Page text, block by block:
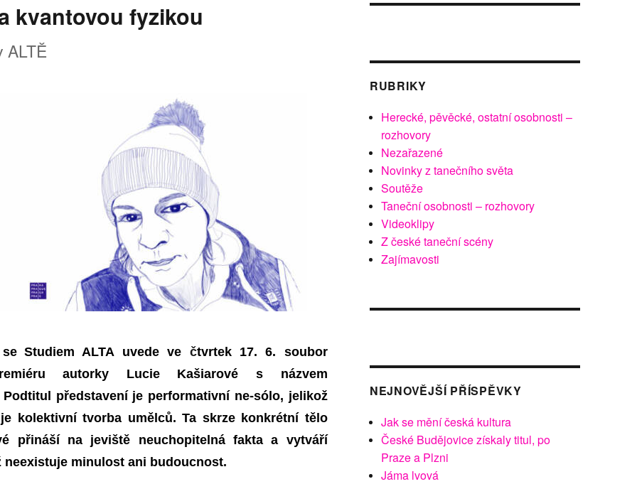
kvantovou fyzikou
ALTĚ
Studiem ALTA uvede ve čtvrtek 17. 6. soubor
autorky Lucie Kašiarové s názvem
Podtitul představení je performativní ne-sólo, jelikož
je kolektivní tvorba umělců. Ta skrze konkrétní tělo
přináší na jeviště neuchopitelná fakta a vytváří
neexistuje minulost ani budoucnost.
RUBRIKY
Herecké, pěvěcké, ostatní osobnosti –
rozhovory
Nezařazené
Novinky z tanečního světa
Soutěže
Taneční osobnosti – rozhovory
Videoklipy
Z české taneční scény
Zajímavosti
NEJNOVĚJŠÍ PŘÍSPĚVKY
Jak se mění česká kultura
České Budějovice získaly titul, po
Praze a Plzni
Jáma lvová